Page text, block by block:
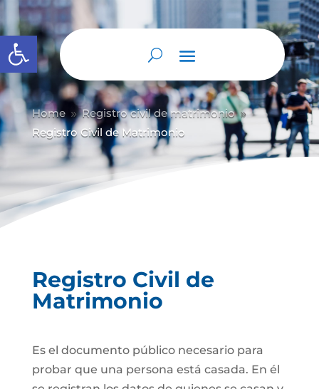
Abrir barra de herramientas
Home 9 Registro civil de matrimonio 9
Registro Civil de Matrimonio
Registro Civil de
Matrimonio
Es el documento público necesario para
probar que una persona está casada. En él